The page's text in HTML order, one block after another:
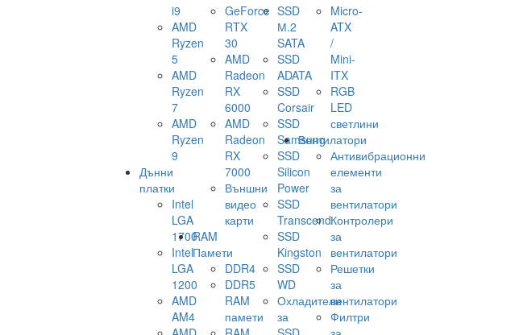
i9
AMD
Ryzen
5
AMD
Ryzen
7
AMD
Ryzen
9
Дънни
платки
Intel
LGA
1700
Intel
LGA
1200
AMD
AM4
GeForce
RTX
30
AMD
Radeon
RX
6000
AMD
Radeon
RX
7000
Външни
видео
карти
RAM
Памети
DDR4
DDR5
RAM
памети
SSD
М.2
SATA
SSD
ADATA
SSD
Corsair
SSD
Samsung
SSD
Silicon
Power
SSD
Transcend
SSD
Kingston
SSD
WD
Охладители
за
Micro-
ATX
/
Mini-
ITX
RGB
LED
светлини
Вентилатори
Антивибрационни
елементи
за
вентилатори
Контролери
за
вентилатори
Решетки
за
вентилатори
Филтри